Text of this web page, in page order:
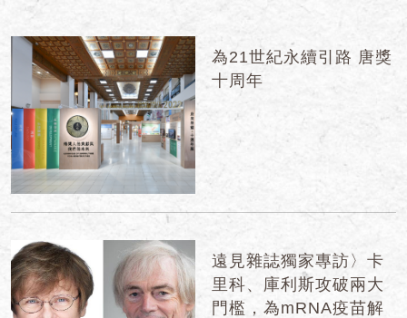
為21世紀永續引路 唐獎
十周年
遠見雜誌獨家專訪〉卡
里科、庫利斯攻破兩大
門檻，為mRNA疫苗解